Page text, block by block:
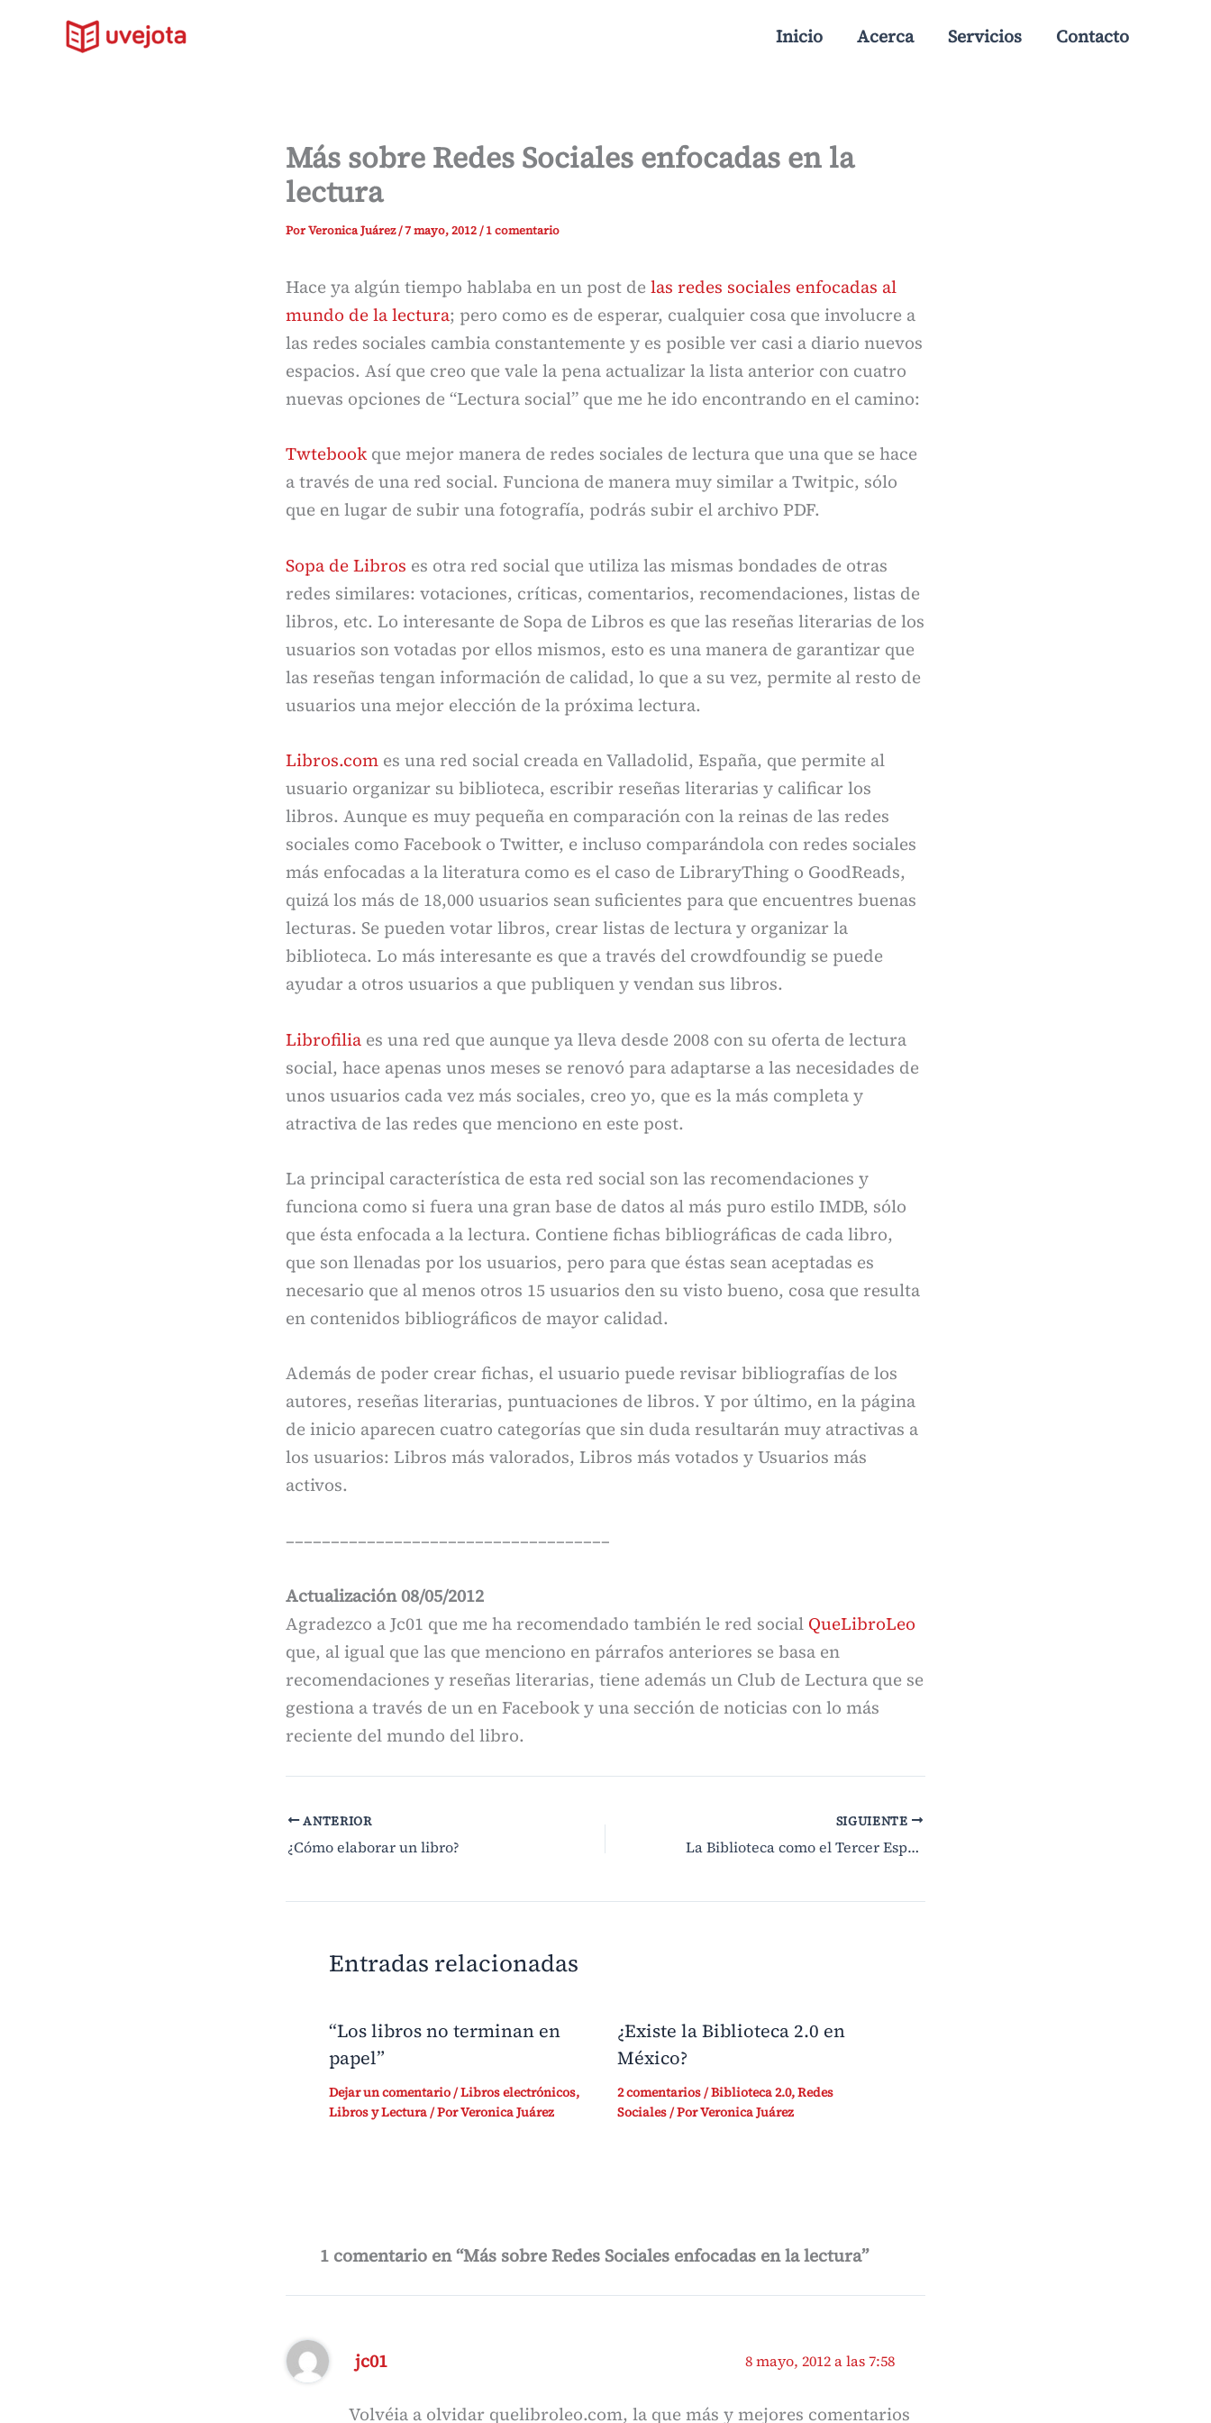
Inicio Acerca Servicios Contacto
Más sobre Redes Sociales enfocadas en la
lectura
PorVeronica Juárez/7 mayo, 2012/1 comentario
Hace ya algún tiempo hablaba en un post de las redes sociales enfocadas al
mundo de la lectura; pero como es de esperar, cualquier cosa que involucre a
las redes sociales cambia constantemente y es posible ver casi a diario nuevos
espacios. Así que creo que vale la pena actualizar la lista anterior con cuatro
nuevas opciones de “Lectura social” que me he ido encontrando en el camino:
Twtebook que mejor manera de redes sociales de lectura que una que se hace
a través de una red social. Funciona de manera muy similar a Twitpic, sólo
que en lugar de subir una fotografía, podrás subir el archivo PDF.
Sopa de Libros es otra red social que utiliza las mismas bondades de otras
redes similares: votaciones, críticas, comentarios, recomendaciones, listas de
libros, etc. Lo interesante de Sopa de Libros es que las reseñas literarias de los
usuarios son votadas por ellos mismos, esto es una manera de garantizar que
las reseñas tengan información de calidad, lo que a su vez, permite al resto de
usuarios una mejor elección de la próxima lectura.
Libros.com es una red social creada en Valladolid, España, que permite al
usuario organizar su biblioteca, escribir reseñas literarias y calificar los
libros. Aunque es muy pequeña en comparación con la reinas de las redes
sociales como Facebook o Twitter, e incluso comparándola con redes sociales
más enfocadas a la literatura como es el caso de LibraryThing o GoodReads,
quizá los más de 18,000 usuarios sean suficientes para que encuentres buenas
lecturas. Se pueden votar libros, crear listas de lectura y organizar la
biblioteca. Lo más interesante es que a través del crowdfoundig se puede
ayudar a otros usuarios a que publiquen y vendan sus libros.
Librofilia es una red que aunque ya lleva desde 2008 con su oferta de lectura
social, hace apenas unos meses se renovó para adaptarse a las necesidades de
unos usuarios cada vez más sociales, creo yo, que es la más completa y
atractiva de las redes que menciono en este post.
La principal característica de esta red social son las recomendaciones y
funciona como si fuera una gran base de datos al más puro estilo IMDB, sólo
que ésta enfocada a la lectura. Contiene fichas bibliográficas de cada libro,
que son llenadas por los usuarios, pero para que éstas sean aceptadas es
necesario que al menos otros 15 usuarios den su visto bueno, cosa que resulta
en contenidos bibliográficos de mayor calidad.
Además de poder crear fichas, el usuario puede revisar bibliografías de los
autores, reseñas literarias, puntuaciones de libros. Y por último, en la página
de inicio aparecen cuatro categorías que sin duda resultarán muy atractivas a
los usuarios: Libros más valorados, Libros más votados y Usuarios más
activos.
––––––––––––––––––––––––––––––––––––
Actualización 08/05/2012
Agradezco a Jc01 que me ha recomendado también le red social QueLibroLeo
que, al igual que las que menciono en párrafos anteriores se basa en
recomendaciones y reseñas literarias, tiene además un Club de Lectura que se
gestiona a través de un en Facebook y una sección de noticias con lo más
reciente del mundo del libro.
ANTERIOR
¿Cómo elaborar un libro?
SIGUIENTE
La Biblioteca como el Tercer Espacio
Entradas relacionadas
“Los libros no terminan en
papel”
Dejar un comentario/Libros electrónicos,
Libros y Lectura/ PorVeronica Juárez
¿Existe la Biblioteca 2.0 en
México?
2 comentarios/Biblioteca 2.0,Redes
Sociales/ PorVeronica Juárez
1 comentario en “Más sobre Redes Sociales enfocadas en la lectura”
jc01 8 mayo, 2012 a las 7:58
Volvéia a olvidar quelibroleo.com, la que más y mejores comentarios